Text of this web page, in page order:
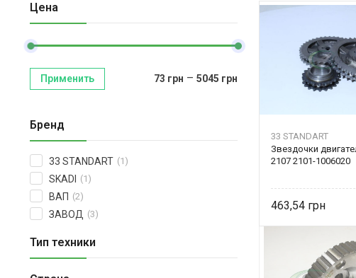
Цена
Применить 73 грн – 5045 грн
Бренд
33 STANDART (1)
SKADI (1)
ВАП (2)
ЗАВОД (3)
Тип техники
33 STANDART
Звездочки
2107 2101-1006020
463,54